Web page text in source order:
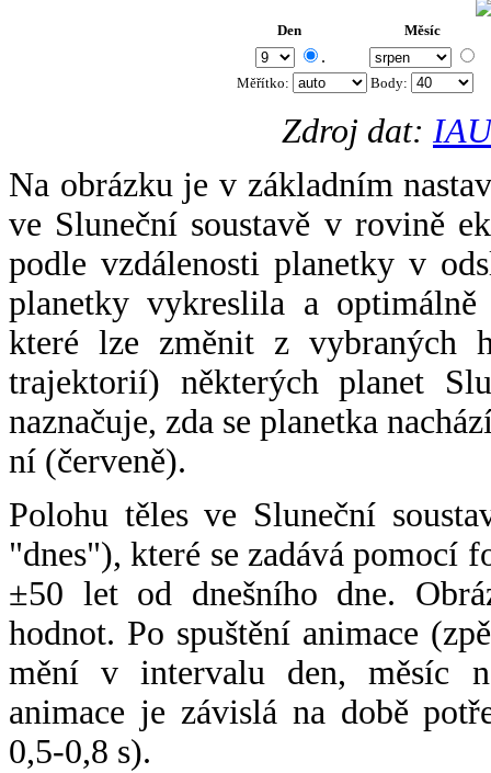
Den Měsíc
.
Měřítko: Body:
Zdroj dat:
Na obrázku je v základním
ve Sluneční soustavě v rovině
podle vzdálenosti planetky v
planetky vykreslila a
které lze změnit z vybraných
trajektorií) některých planet
naznačuje, zda se planetka
ní (červeně).
Polohu těles ve Sluneční
"dnes"), které se zadává pomocí
±50 let od dnešního dne.
hodnot. Po spuštění animace
mění v intervalu den, měsíc
animace je závislá na době
0,5-0,8 s).